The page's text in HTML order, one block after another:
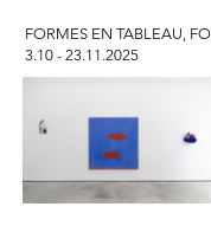
FORMES EN TABLEAU,
3.10 - 23.11.2025